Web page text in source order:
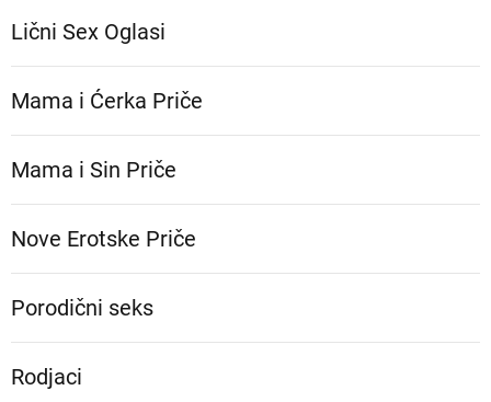
Lični Sex Oglasi
Mama i Ćerka Priče
Mama i Sin Priče
Nove Erotske Priče
Porodični seks
Rodjaci